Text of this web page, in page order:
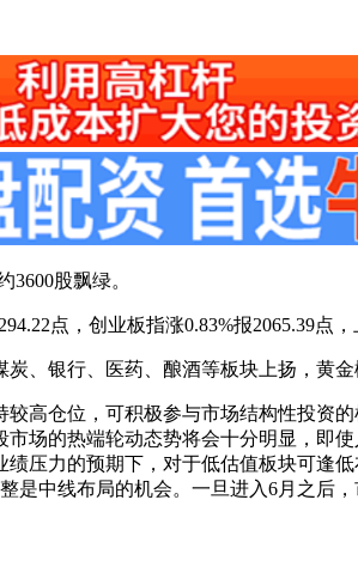
股飘绿。
点，创业板指涨0.83%报2065.39点
、银行、医药、酿酒等板块上扬，黄金
高仓位，可积极参与市场结构性投资
场的热端轮动态势将会十分明显，即
压力的预期下，对于低估值板块可逢
中线布局的机会。一旦进入6月之后